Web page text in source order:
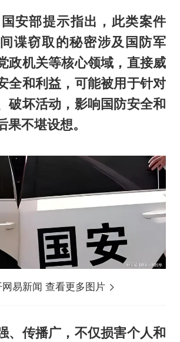
安部提示指出，此类案件
谍窃取的秘密涉及国防军
政机关等核心领域，直接威
全和利益，可能被用于针对
破坏活动，影响国防安全和
果不堪设想。
网易新闻 查看更多图片
、传播广，不仅损害个人和